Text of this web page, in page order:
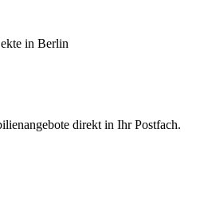
in Berlin
direkt in Ihr Postfach.